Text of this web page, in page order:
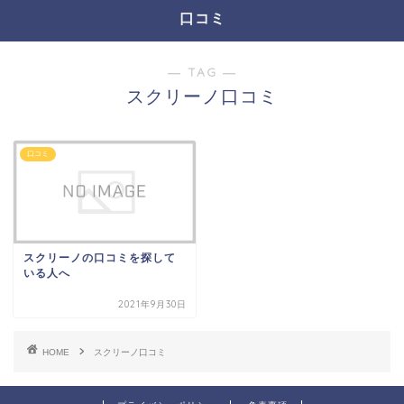
口コミ
― TAG ―
スクリーノ口コミ
口コミ
スクリーノの口コミを探して
いる人へ
2021年9月30日
HOME スクリーノ口コミ